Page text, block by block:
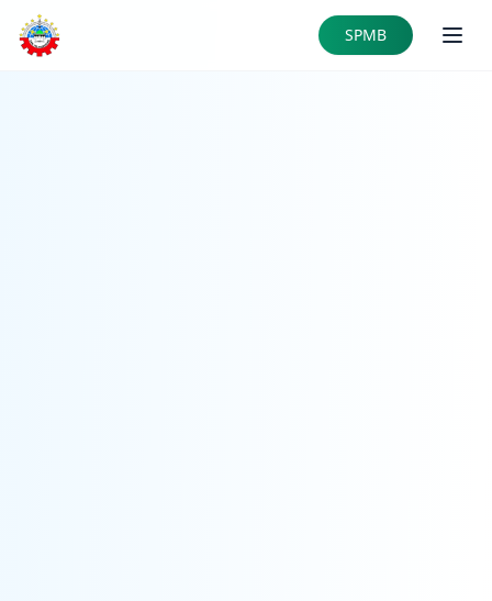
Skip to main content
SPMB